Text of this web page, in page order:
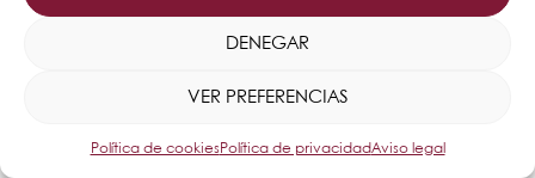
DENEGAR
VER PREFERENCIAS
Política de cookiesPolítica de privacidadAviso legal